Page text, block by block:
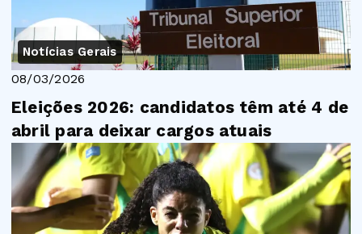
Notícias Gerais
08/03/2026
Eleições 2026: candidatos têm até 4 de
abril para deixar cargos atuais